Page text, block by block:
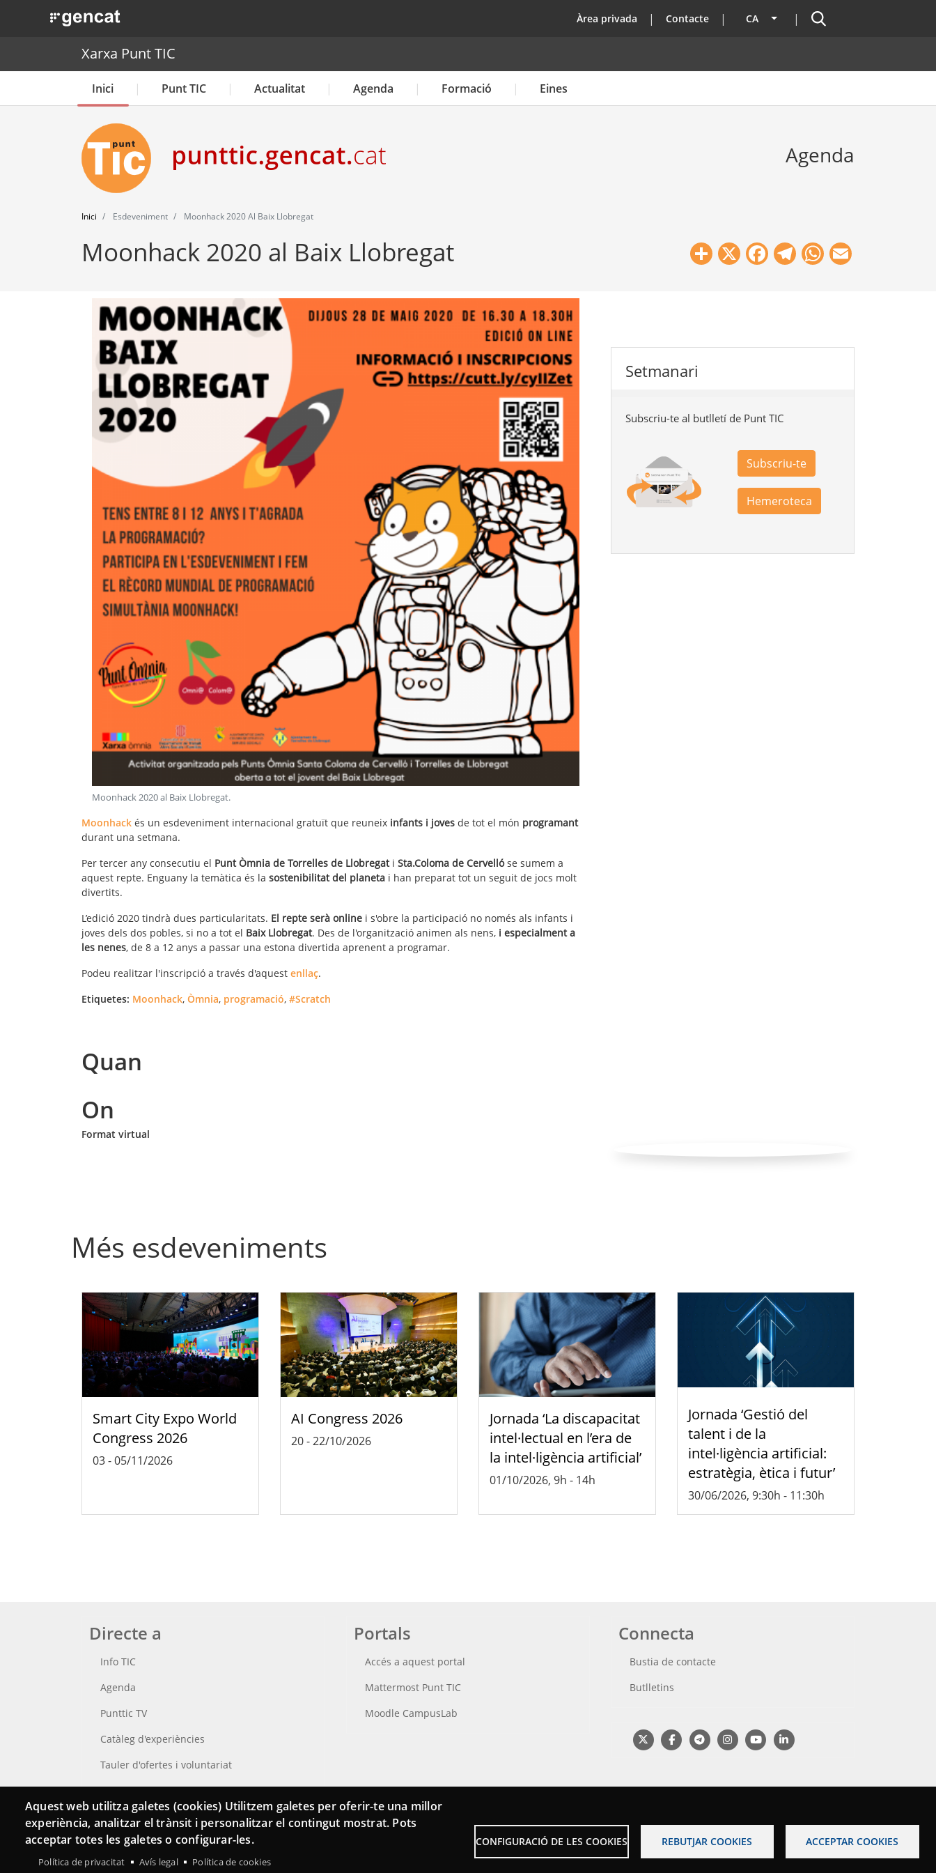
. Obre en una nova finestra. top
Àrea privada Contacte CA Llista les accions addicionals
Cercador
Xarxa Punt TIC
Inici Punt TIC Actualitat Agenda Formació Eines
Agenda
Inici Esdeveniment Moonhack 2020 Al Baix Llobregat
Moonhack 2020 al Baix Llobregat Share
X Facebook
Telegram
WhatsApp
Moonhack 2020 al Baix Llobregat.
Moonhack és un esdeveniment internacional gratuït que reuneix infants i joves de tot el món programant
durant una setmana.
Per tercer any consecutiu el Punt Òmnia de Torrelles de Llobregati Sta.Coloma de Cervellóse sumem a
aquest repte. Enguany la temàtica és la sostenibilitat del planeta i han preparat tot un seguit de jocs molt
divertits.
L’edició 2020 tindrà dues particularitats. El repte serà online i s'obre la participació no només als infants i
joves dels dos pobles, si no a tot el Baix Llobregat. Des de l'organització animen als nens, i especialment a
les nenes, de 8 a 12 anys a passar una estona divertida aprenent a programar.
Podeu realitzar l'inscripció a través d'aquest enllaç.
Etiquetes: Moonhack, Òmnia, programació, #Scratch
Quan
On
Format virtual
Setmanari
Subscriu-te al butlletí de Punt TIC
Subscriu-te
Hemeroteca
Més esdeveniments
Smart City Expo World
Congress 2026
03-05/11/2026
AI Congress 2026
20-22/10/2026
Jornada ‘La discapacitat
intel·lectual en l’era de
la intel·ligència artificial’
01/10/2026, 9h - 14h
Jornada ‘Gestió del
talent i de la
intel·ligència artificial:
estratègia, ètica i futur’
30/06/2026, 9:30h - 11:30h
Directe a
Info TIC
Agenda
Punttic TV
Catàleg d'experiències
Tauler d'ofertes i voluntariat
Cerca el teu Punt TIC
Portals
Accés a aquest portal
Mattermost Punt TIC
Moodle CampusLab
Connecta
Bustia de contacte
Butlletins
Aquest web utilitza galetes (cookies) Utilitzem galetes per oferir-te una millor
experiència, analitzar el trànsit i personalitzar el contingut mostrat. Pots
acceptar totes les galetes o configurar-les.
Política de privacitat Avís legal Política de cookies
CONFIGURACIÓ DE LES COOKIES REBUTJAR COOKIES ACCEPTAR COOKIES